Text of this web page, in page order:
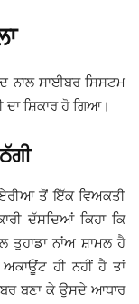
ਨਾਲ ਸਾਈਬਰ ਸਿਸਟਮ
ਸ਼ਿਕਾਰ ਹੋ ਗਿਆ।
ਤੋਂ ਇੱਕ ਵਿਅਕਤੀ
ਦੱਸਦਿਆਂ ਕਿਹਾ ਕਿ
ਤੁਹਾਡਾ ਨਾਂਅ ਸ਼ਾਮਲ ਹੈ
ਹੀ ਨਹੀਂ ਹੈ ਤਾਂ
ਬਣਾ ਕੇ ਉਸਦੇ ਆਧਾਰ